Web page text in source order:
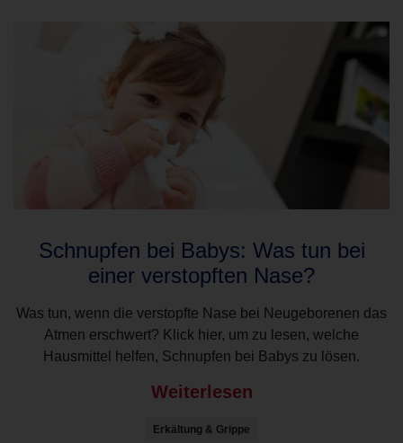
Schnupfen bei Babys: Was tun bei
einer verstopften Nase?
Was tun, wenn die verstopfte Nase bei Neugeborenen das
Atmen erschwert? Klick hier, um zu lesen, welche
Hausmittel helfen, Schnupfen bei Babys zu lösen.
Weiterlesen
Erkältung & Grippe